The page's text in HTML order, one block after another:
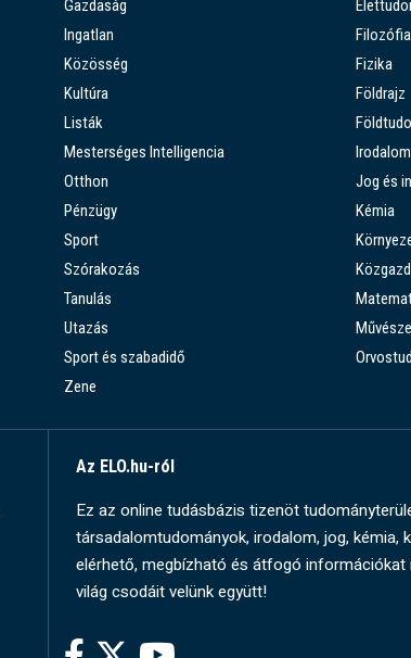
Gazdaság
Ingatlan
Közösség
Kultúra
Listák
Mesterséges Intelligencia
Otthon
Pénzügy
Sport
Szórakozás
Tanulás
Utazás
Sport és szabadidő
Zene
Filozófia
Fizika
Földrajz
Irodalom
Jog és
Kémia
Az ELO.hu-ról
Ez az online tudásbázis tizenöt
társadalomtudományok, irodalom, jog,
elérhető, megbízható és átfogó
világ csodáit velünk együtt!